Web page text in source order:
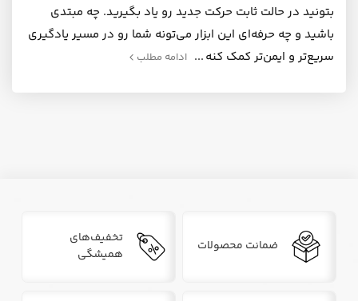
بتونید در حالت ثابت حرکت‌ جدید رو یاد بگیرید. چه مبتدی
باشید و چه حرفه‌ای این ابزار می‌تونه شما رو در مسیر یادگیری
سریع‌تر و ایمن‌تر کمک کنه
ادامه مطلب
ضمانت محصولات
تخفیف‌های
همیشگی